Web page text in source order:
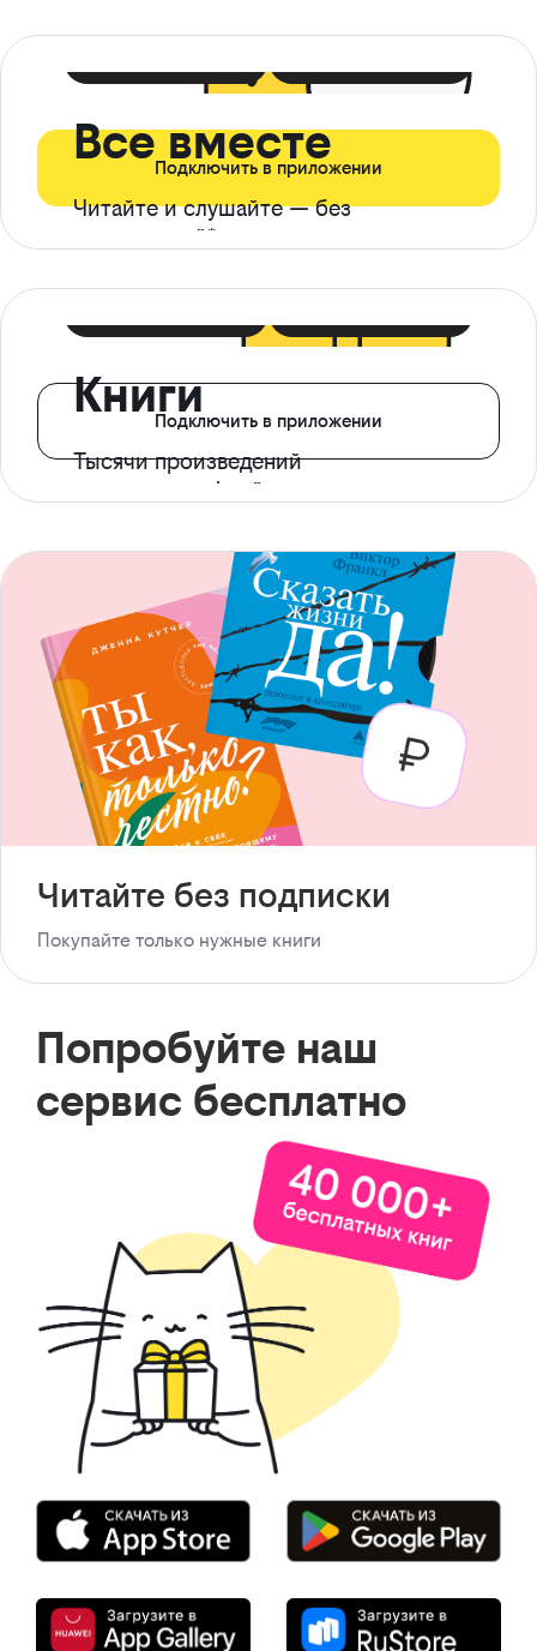
Все вместе
Читайте и слушайте — без
ограничений*
Подключить в приложении
Книги
Тысячи произведений
с доступом офлайн
Подключить в приложении
Читайте без подписки
Покупайте только нужные книги
Попробуйте наш
сервис бесплатно